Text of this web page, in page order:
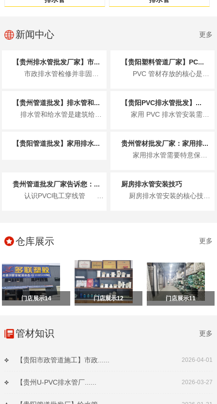
新闻中心 更多
【贵州排水管批发厂家】市...
市政排水管检修并非固定周期，而是按日常巡查、定期检测、专项清淤、全面大修分级执...
【贵阳塑料管道厂家】PC...
PVC 管材存放的核心是控温避光、防潮通风、规范堆放、远离污染、先进先出，防止...
【贵州管道批发】排水管和...
排水管和给水管是建筑给排水系统的核心管材，二者因服务场景、介质特性不同，在用途上有着明确且严...
【贵阳PVC排水管批发】...
家用 PVC 排水管安装需遵循 规范操作、防漏防堵、适配环境 三大核心原则，核心...
【贵阳管道批发】家用排水...
贵州管材批发厂家：家用排...
家用排水管需要特意保养，适当的保养可以延长排水管的使用寿命，保持排水顺畅，避免...
贵州管道批发厂家告诉您：...
认识PVC电工穿线管 首先，咱们得了...
厨房排水管安装技巧
厨房排水管安装的核心技巧包括：进行排水检查、进行管路分析、准确弹线定位、合理安装施工以及安装...
仓库展示 更多
门店展示14 门店展示12 门店展示11
管材知识 更多
【贵阳市政管道施工】市政...... 2026-04-01
【贵州U-PVC排水管厂...... 2026-03-27